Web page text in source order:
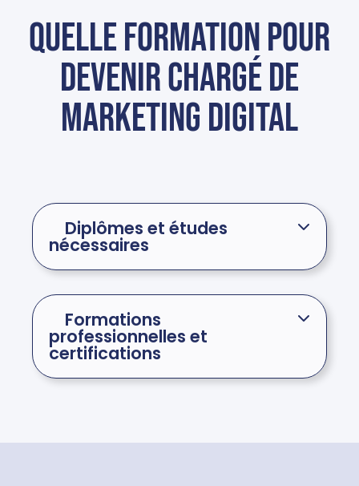
Quelle formation pour
devenir chargé de
marketing digital
Diplômes et études
nécessaires
Formations
professionnelles et
certifications